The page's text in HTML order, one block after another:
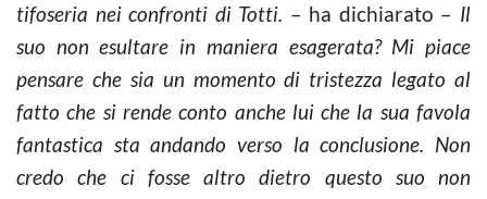
tifoseria nei confronti di Totti. – ha dichiarato – Il
suo non esultare in maniera esagerata? Mi piace
pensare che sia un momento di tristezza legato al
fatto che si rende conto anche lui che la sua favola
fantastica sta andando verso la conclusione. Non
credo che ci fosse altro dietro questo suo non